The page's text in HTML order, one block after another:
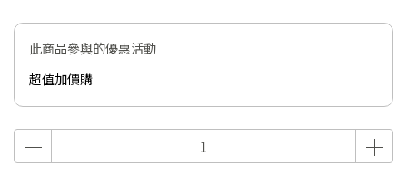
此商品參與的優惠活動
超值加價購